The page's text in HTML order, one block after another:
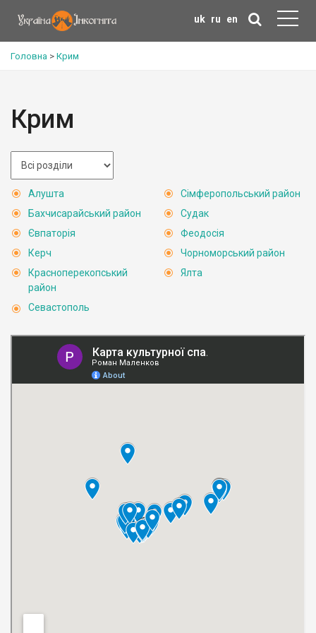
uk ru en
Головна > Крим
Крим
Алушта
Бахчисарайський район
Євпаторія
Керч
Красноперекопський
район
Севастополь
Сімферопольський район
Судак
Феодосія
Чорноморський район
Ялта